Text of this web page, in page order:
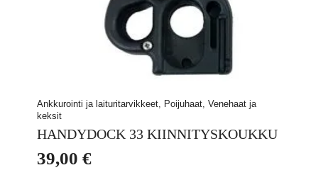
Ankkurointi ja laituritarvikkeet, Poijuhaat, Venehaat ja
keksit
HANDYDOCK 33 KIINNITYSKOUKKU
39,00 €